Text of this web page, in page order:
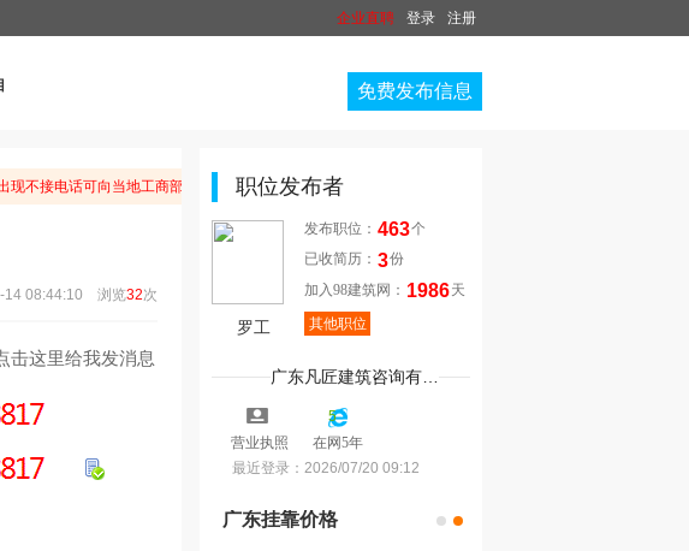
企业直聘 登录 注册
免费发布信息
不接电话可向当地工商部门举报。
14 08:44:10 浏览32次
职位发布者
罗工
发布职位： 463个
已收简历： 3份
加入98建筑网： 1986天
其他职位
广东凡匠建筑咨询有限公司
营业执照
5
在网5年
最近登录： 2026/07/20 09:12
广东挂靠价格